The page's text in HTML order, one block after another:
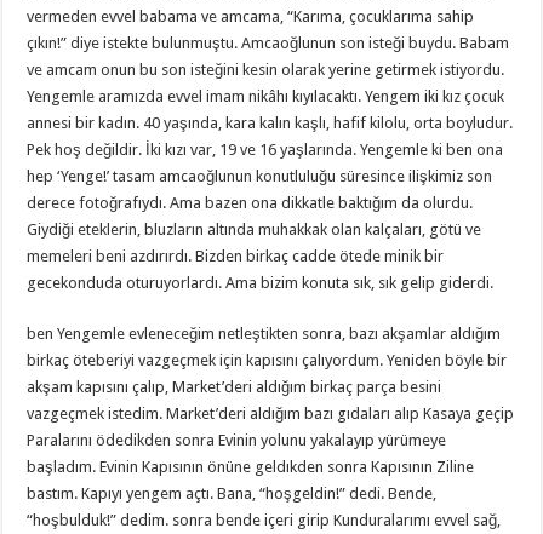
vermeden evvel babama ve amcama, “Karıma, çocuklarıma sahip
çıkın!” diye istekte bulunmuştu. Amcaoğlunun son isteği buydu. Babam
ve amcam onun bu son isteğini kesin olarak yerine getirmek istiyordu.
Yengemle aramızda evvel imam nikâhı kıyılacaktı. Yengem iki kız çocuk
annesi bir kadın. 40 yaşında, kara kalın kaşlı, hafif kilolu, orta boyludur.
Pek hoş değildir. İki kızı var, 19 ve 16 yaşlarında. Yengemle ki ben ona
hep ‘Yenge!’ tasam amcaoğlunun konutluluğu süresince ilişkimiz son
derece fotoğrafıydı. Ama bazen ona dikkatle baktığım da olurdu.
Giydiği eteklerin, bluzların altında muhakkak olan kalçaları, götü ve
memeleri beni azdırırdı. Bizden birkaç cadde ötede minik bir
gecekonduda oturuyorlardı. Ama bizim konuta sık, sık gelip giderdi.
ben Yengemle evleneceğim netleştikten sonra, bazı akşamlar aldığım
birkaç öteberiyi vazgeçmek için kapısını çalıyordum. Yeniden böyle bir
akşam kapısını çalıp, Market’deri aldığım birkaç parça besini
vazgeçmek istedim. Market’deri aldığım bazı gıdaları alıp Kasaya geçip
Paralarını ödedikden sonra Evinin yolunu yakalayıp yürümeye
başladım. Evinin Kapısının önüne geldıkden sonra Kapısının Ziline
bastım. Kapıyı yengem açtı. Bana, “hoşgeldin!” dedi. Bende,
“hoşbulduk!” dedim. sonra bende içeri girip Kunduralarımı evvel sağ,